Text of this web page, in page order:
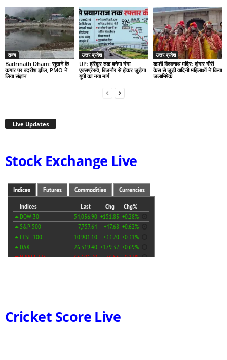
राज्य
Badrinath Dham: सूखने के
कगार पर बदरीश झील, PMO ने
लिया संज्ञान
उत्तर प्रदेश
UP: हरिद्वार तक बनेगा गंगा
एक्सप्रेसवे, बिजनौर से होकर जुड़ेगा
यूपी का नया मार्ग
उत्तर प्रदेश
काशी विश्वनाथ मदिर: शृंगार गौरी
केस से जुड़ी वादिनी महिलाओं ने किया
जलाभिषेक
Live Updates
Stock Exchange Live
Cricket Score Live